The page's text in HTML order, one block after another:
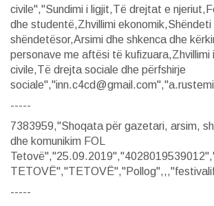
civile","Sundimi i ligjit,Të drejtat e
dhe studentë,Zhvillimi ekonomik,Shëndeti
shëndetësor,Arsimi dhe shkenca dhe
personave me aftësi të kufizuara,Zhvillimi
civile,Të drejta sociale dhe përfshirje
-----
7383959,"Shoqata për gazetari, arsim,
dhe komunikim FOL
-----